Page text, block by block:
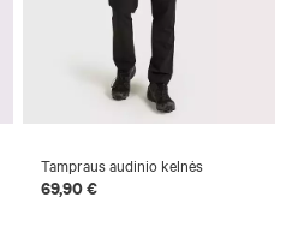
Tampraus audinio kelnės
69,90 €